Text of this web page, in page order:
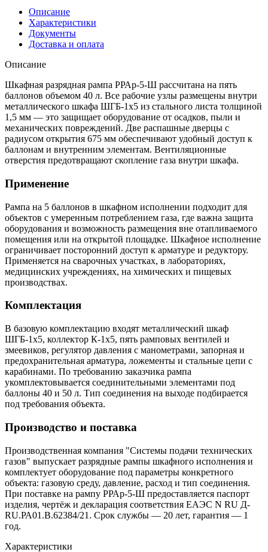
Описание
Характеристики
Документы
Доставка и оплата
Описание
Шкафная разрядная рампа РРАр-5-Ш рассчитана на пять
баллонов объемом 40 л. Все рабочие узлы размещены внутри
металлического шкафа ШГБ-1х5 из стального листа толщиной
1,5 мм — это защищает оборудование от осадков, пыли и
механических повреждений. Две распашные дверцы с
радиусом открытия 675 мм обеспечивают удобный доступ к
баллонам и внутренним элементам. Вентиляционные
отверстия предотвращают скопление газа внутри шкафа.
Применение
Рампа на 5 баллонов в шкафном исполнении подходит для
объектов с умеренным потреблением газа, где важна защита
оборудования и возможность размещения вне отапливаемого
помещения или на открытой площадке. Шкафное исполнение
ограничивает посторонний доступ к арматуре и редуктору.
Применяется на сварочных участках, в лабораториях,
медицинских учреждениях, на химических и пищевых
производствах.
Комплектация
В базовую комплектацию входят металлический шкаф
ШГБ-1х5, коллектор К-1х5, пять рамповых вентилей и
змеевиков, регулятор давления с манометрами, запорная и
предохранительная арматура, ложементы и стальные цепи с
карабинами. По требованию заказчика рампа
укомплектовывается соединительными элементами под
баллоны 40 и 50 л. Тип соединения на выходе подбирается
под требования объекта.
Производство и поставка
Производственная компания "Системы подачи технических
газов" выпускает разрядные рампы шкафного исполнения и
комплектует оборудование под параметры конкретного
объекта: газовую среду, давление, расход и тип соединения.
При поставке на рампу РРАр-5-Ш предоставляется паспорт
изделия, чертёж и декларация соответствия ЕАЭС N RU Д-
RU.РА01.В.62384/21. Срок службы — 20 лет, гарантия — 1
год.
Характеристики